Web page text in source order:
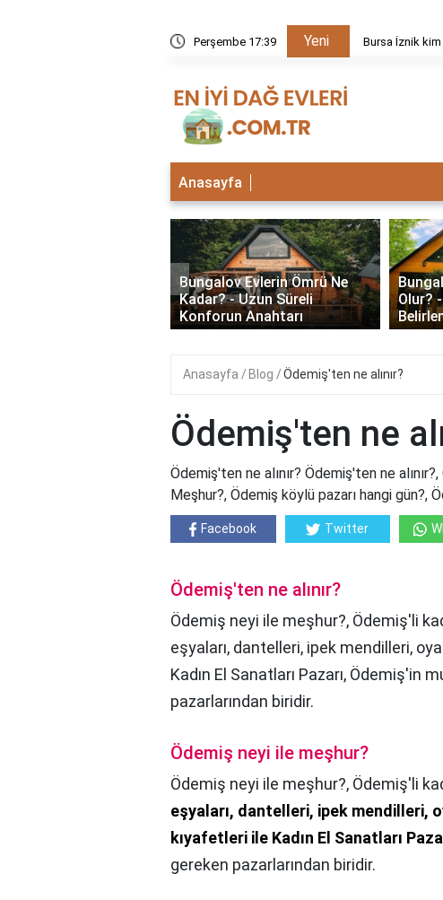
Perşembe 17:39 Yeni Bursa İznik
Anasayfa
Bungalov Evlerin Ömrü Ne
Kadar? - Uzun Süreli
Konforun Anahtarı
Olur?
‹
Anasayfa Blog Ödemiş'ten ne alınır?
Ödemiş'ten ne
Ödemiş'ten ne alınır? Ödemiş'ten ne
Meşhur?, Ödemiş köylü pazarı hangi gün?,
Facebook Twitter
Ödemiş'ten ne alınır?
Ödemiş neyi ile meşhur?, Ödemiş'li
eşyaları, dantelleri, ipek mendilleri,
Kadın El Sanatları Pazarı, Ödemiş'in
pazarlarından biridir.
Ödemiş neyi ile meşhur?
Ödemiş neyi ile meşhur?, Ödemiş'li
eşyaları, dantelleri, ipek mendilleri,
kıyafetleri ile Kadın El Sanatları
gereken pazarlarından biridir.